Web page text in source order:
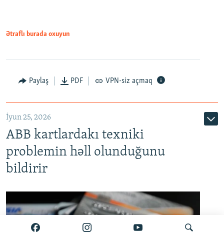
Auto 240p 360p 480p
720p 1080p
Ətraflı burada oxuyun
Paylaş PDF VPN-siz açmaq
İyun 25, 2026
ABB kartlardakı texniki
problemin həll olunduğunu
bildirir